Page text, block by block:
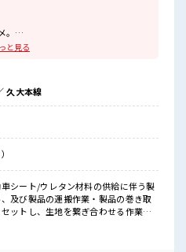
に自由！
安だけど、
指していきましょう！
す！
そう♪
と見る
久大本線
車シート/ウレタン材料の供給に伴う製
及び製品の運搬作業・製品の巻き取
ットし、生地を繋ぎ合わせる作業
ぎたい人向け